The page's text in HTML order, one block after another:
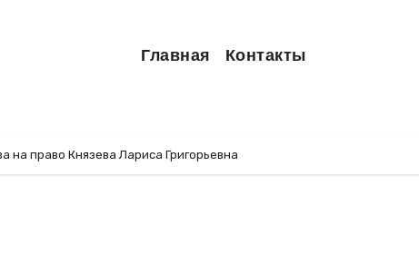
Главная Контакты
на право Князева Лариса Григорьевна